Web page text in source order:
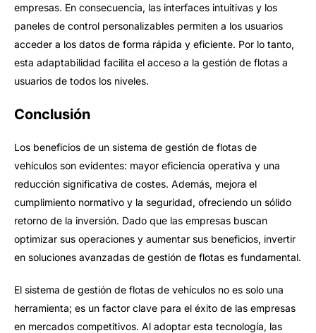
empresas. En consecuencia, las interfaces intuitivas y los
paneles de control personalizables permiten a los usuarios
acceder a los datos de forma rápida y eficiente. Por lo tanto,
esta adaptabilidad facilita el acceso a la gestión de flotas a
usuarios de todos los niveles.
Conclusión
Los beneficios de un sistema de gestión de flotas de
vehículos son evidentes: mayor eficiencia operativa y una
reducción significativa de costes. Además, mejora el
cumplimiento normativo y la seguridad, ofreciendo un sólido
retorno de la inversión. Dado que las empresas buscan
optimizar sus operaciones y aumentar sus beneficios, invertir
en soluciones avanzadas de gestión de flotas es fundamental.
El sistema de gestión de flotas de vehículos no es solo una
herramienta; es un factor clave para el éxito de las empresas
en mercados competitivos. Al adoptar esta tecnología, las